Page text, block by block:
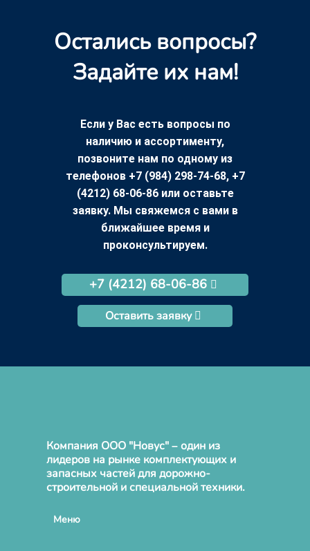
Остались вопросы?
Задайте их нам!
Если у Вас есть вопросы по
наличию и ассортименту,
позвоните нам по одному из
телефонов +7 (984) 298-74-68, +7
(4212) 68-06-86 или оставьте
заявку. Мы свяжемся с вами в
ближайшее время и
проконсультируем.
+7 (4212) 68-06-86
Оставить заявку
Компания ООО "Новус" – один из
лидеров на рынке комплектующих и
запасных частей для дорожно-
строительной и специальной техники.
Меню